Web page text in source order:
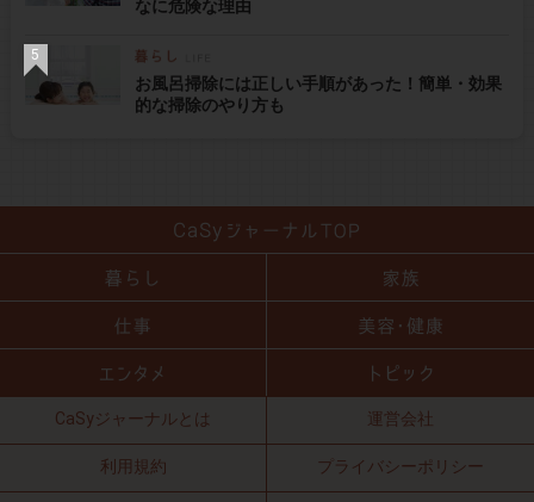
なに危険な理由
お風呂掃除には正しい手順があった！簡単・効果
的な掃除のやり方も
CaSyジャーナルとは 運営会社
利用規約 プライバシーポリシー